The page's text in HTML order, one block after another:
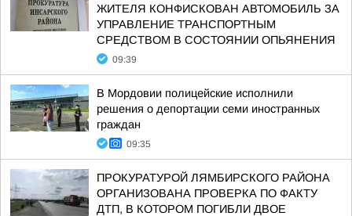
ЖИТЕЛЯ КОНФИСКОВАН АВТОМОБИЛЬ ЗА
УПРАВЛЕНИЕ ТРАНСПОРТНЫМ
СРЕДСТВОМ В СОСТОЯНИИ ОПЬЯНЕНИЯ
09:39
В Мордовии полицейские исполнили
решения о депортации семи иностранных
граждан
09:35
ПРОКУРАТУРОЙ ЛЯМБИРСКОГО РАЙОНА
ОРГАНИЗОВАНА ПРОВЕРКА ПО ФАКТУ
ДТП, В КОТОРОМ ПОГИБЛИ ДВОЕ